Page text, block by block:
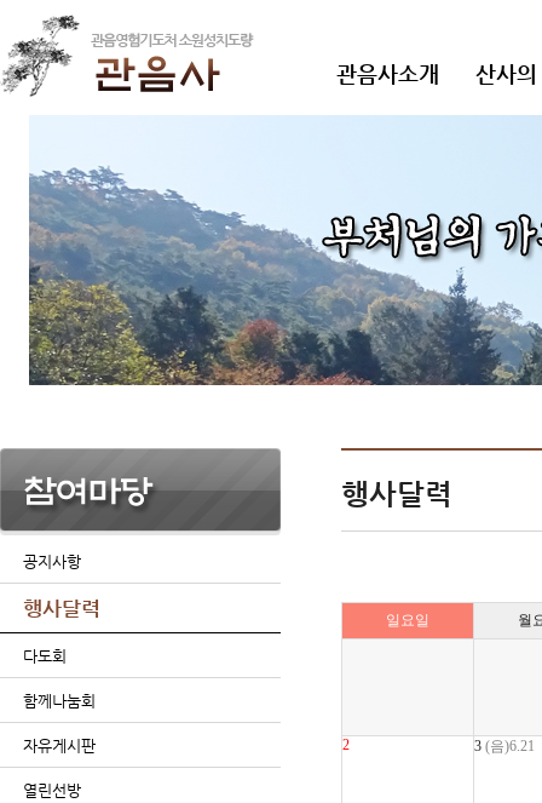
관음사소개 산사
공지사항
행사달력
다도회
함께나눔회
자유게시판
열린선방
행사달력
일요일 월
2 3 (음)6.21